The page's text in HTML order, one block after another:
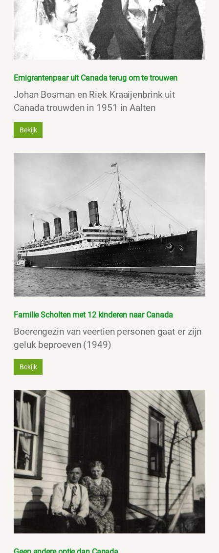
Emigrantenpaar uit Canada terug om te trouwen
Johan Bosman en Riek Kraaijenbrink uit
Canada trouwden in 1951 in Aalten
Bekijk
Familie Scholten met 12 kinderen naar Canada
Boerengezin van veertien personen gaat er zijn
geluk beproeven (1949)
Bekijk